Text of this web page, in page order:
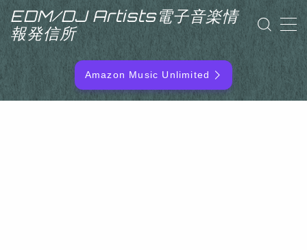
EDM/DJ Artists電子音楽情
報発信所
MENU
EDM/DJ/PD ARTIST
Amazon Music Unlimited